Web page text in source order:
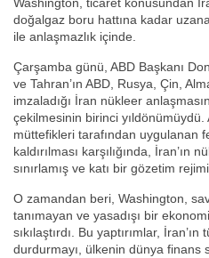
Washington, ticaret konusundan
doğalgaz boru hattına kadar
ile anlaşmazlık içinde.
Çarşamba günü, ABD Başkanı
ve Tahran’ın ABD, Rusya, Çin,
imzaladığı İran nükleer
çekilmesinin birinci
müttefikleri tarafından uygulanan
kaldırılması karşılığında, İran’ın
sınırlamış ve katı bir gözetim
O zamandan beri, Washington,
tanımayan ve yasadışı bir
sıkılaştırdı. Bu yaptırımlar,
durdurmayı, ülkenin dünya finans